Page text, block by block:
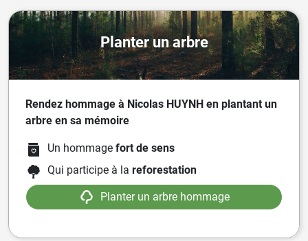
Planter un arbre
Rendez hommage à Nicolas HUYNH en plantant un
arbre en sa mémoire
Un hommage fort de sens
Qui participe à la reforestation
Planter un arbre hommage